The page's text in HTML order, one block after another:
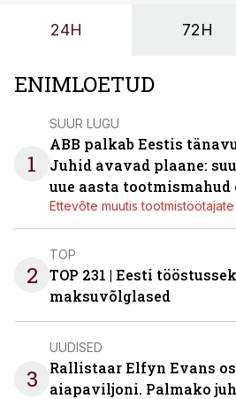
OÜ tegevjuht Sander Mitendorf.
24H 72H
ENIMLOETUD
1
SUUR LUGU
ABB palkab Eestis
Juhid avavad plaane:
uue aasta tootmismahud
Ettevõte muutis
2
TOP
TOP 231 | Eesti
maksuvõlglased
3
UUDISED
Rallistaar Elfyn Evans
aiapaviljoni. Palmako